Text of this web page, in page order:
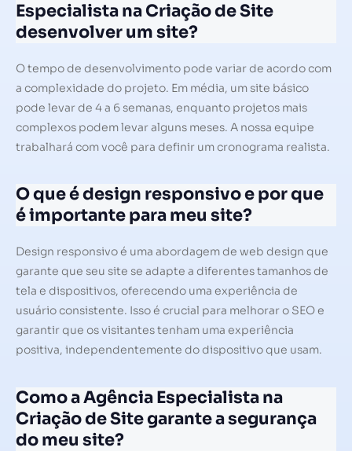
Especialista na Criação de Site
desenvolver um site?
O tempo de desenvolvimento pode variar de acordo com
a complexidade do projeto. Em média, um site básico
pode levar de 4 a 6 semanas, enquanto projetos mais
complexos podem levar alguns meses. A nossa equipe
trabalhará com você para definir um cronograma realista.
O que é design responsivo e por que
é importante para meu site?
Design responsivo é uma abordagem de web design que
garante que seu site se adapte a diferentes tamanhos de
tela e dispositivos, oferecendo uma experiência de
usuário consistente. Isso é crucial para melhorar o SEO e
garantir que os visitantes tenham uma experiência
positiva, independentemente do dispositivo que usam.
Como a Agência Especialista na
Criação de Site garante a segurança
do meu site?